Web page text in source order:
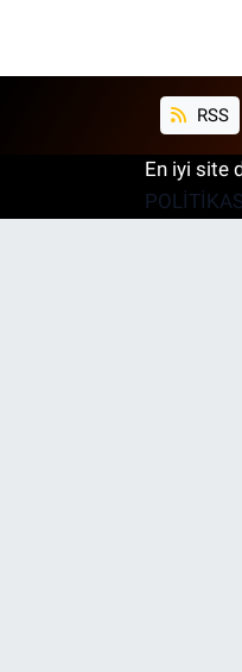
RSS
En iyi site